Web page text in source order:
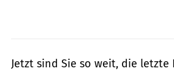
Jetzt sind Sie so weit, die letzte